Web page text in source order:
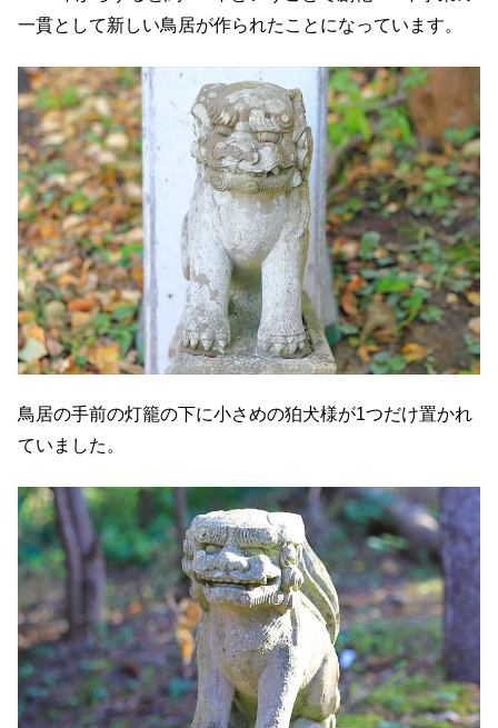
一貫として新しい鳥居が作られたことになっています。
鳥居の手前の灯籠の下に小さめの狛犬様が1つだけ置かれ
ていました。